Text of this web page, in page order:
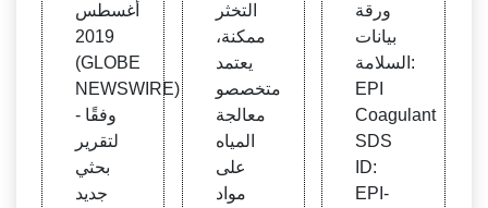
اه الص
رف ال
صحي
211.3
مليار
دولار
أغسطس
2019
(GLOBE
NEWSWIRE)
- وفقًا
لتقرير
بحثي
جديد
ag
التخثر
ممكنة،
يعتمد
متخصصو
معالجة
المياه
على
مواد
ورقة
بيانات
السلامة:
EPI
Coagulant
SDS
ID:
EPI-